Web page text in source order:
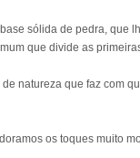
sólida de pedra, que
que divide as
natureza que faz com
os toques muito